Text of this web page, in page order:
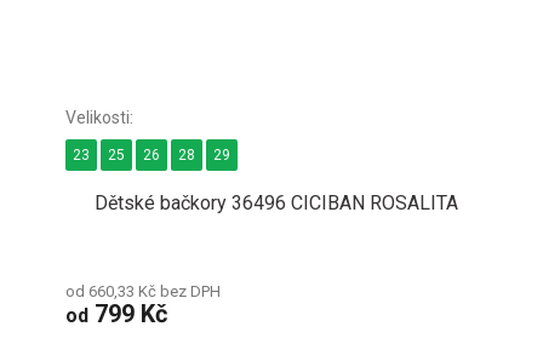
Dětské bačkory 36496 CICIBAN ROSALITA
od 660,33 Kč bez DPH
od 799 Kč
23 25 26 28 29